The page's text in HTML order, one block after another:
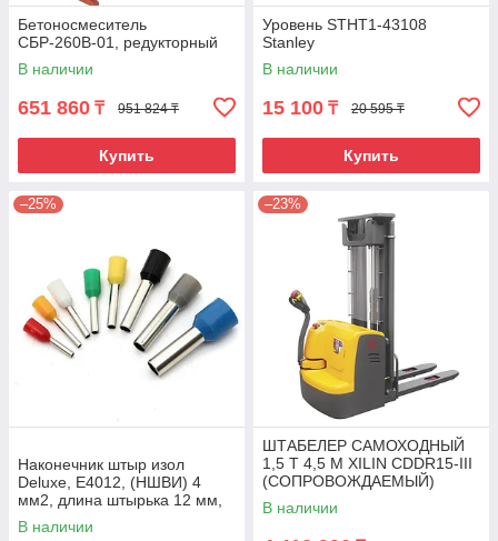
Бетоносмеситель
СБР-260В-01, редукторный
В наличии
651 860 ₸ 951 824 ₸
Купить
Уровень STHT1-43108
Stanley
В наличии
15 100 ₸ 20 595 ₸
Купить
–25%
Наконечник штыр изол
Deluxe, Е4012, (НШВИ) 4
мм2, длина штырька 12 мм,
(1000 шт/упак)
В наличии
–23%
ШТАБЕЛЕР САМОХОДНЫЙ
1,5 Т 4,5 М XILIN CDDR15-III
(СОПРОВОЖДАЕМЫЙ)
В наличии